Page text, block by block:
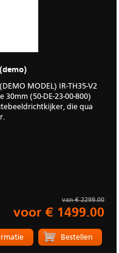
MODEL) IR-TH35-V2
(50-DE-23-00-800)
die qua
van € 2299.00
voor € 1499.00